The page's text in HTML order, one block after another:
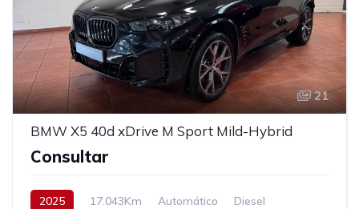
21
BMW X5 40d xDrive M Sport Mild-Hybrid
Consultar
2025 17.043Km Automático
Diesel